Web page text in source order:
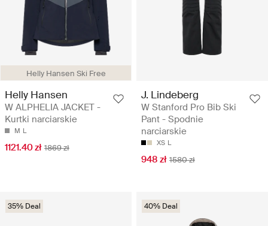
Helly Hansen Ski Free
Helly Hansen
W ALPHELIA JACKET -
Kurtki narciarskie
M L
1121.40 zł 1869 zł
J. Lindeberg
W Stanford Pro Bib Ski
Pant - Spodnie
narciarskie
XS L
948 zł 1580 zł
35% Deal 40% Deal